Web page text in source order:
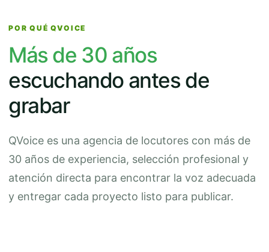
POR QUÉ QVOICE
Más de 30 años
escuchando antes de
grabar
QVoice es una agencia de locutores con más de
30 años de experiencia, selección profesional y
atención directa para encontrar la voz adecuada
y entregar cada proyecto listo para publicar.